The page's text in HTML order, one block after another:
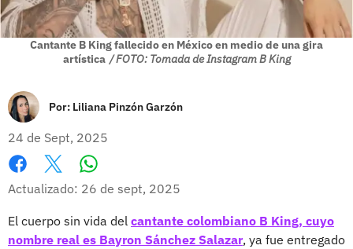
Cantante B King fallecido en México en medio de una gira
artística / FOTO: Tomada de Instagram B King
Por: Liliana Pinzón Garzón
24 de Sept, 2025
Facebook
X
Actualizado: 26 de sept, 2025
El cuerpo sin vida del cantante colombiano B King, cuyo
nombre real es Bayron Sánchez Salazar, ya fue entregado